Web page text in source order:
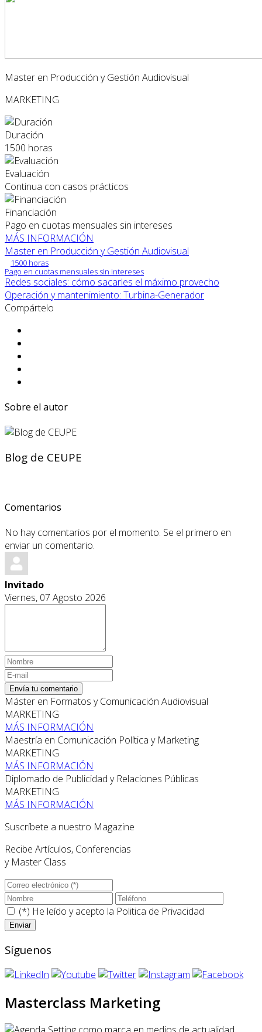
Master en Producción y Gestión Audiovisual
MARKETING
Duración
1500 horas
Evaluación
Continua con casos prácticos
Financiación
Pago en cuotas mensuales sin intereses
MÁS INFORMACIÓN
Master en Producción y Gestión Audiovisual
1500 horas
Pago en cuotas mensuales sin intereses
Redes sociales: cómo sacarles el máximo provecho
Operación y mantenimiento: Turbina-Generador
Compártelo
Sobre el autor
Blog de CEUPE
Comentarios
No hay comentarios por el momento. Se el primero en
enviar un comentario.
Invitado
Viernes, 07 Agosto 2026
Envía tu comentario
Máster en Formatos y Comunicación Audiovisual
MARKETING
MÁS INFORMACIÓN
Maestría en Comunicación Política y Marketing
MARKETING
MÁS INFORMACIÓN
Diplomado de Publicidad y Relaciones Públicas
MARKETING
MÁS INFORMACIÓN
Suscríbete a nuestro Magazine
Recibe Artículos, Conferencias
y Master Class
(*) He leído y acepto la Politica de Privacidad
Síguenos
Masterclass Marketing